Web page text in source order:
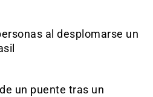
al desplomarse un
un puente tras un